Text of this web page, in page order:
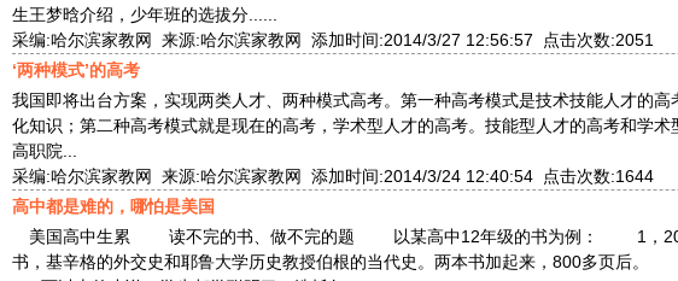
生王梦晗介绍，少年班的选拔分......
采编:哈尔滨家教网 来源:哈尔滨家教网 添加时间:2014/3/27 12:56:57 点击次数:2051
‘两种模式’的高考
我国即将出台方案，实现两类人才、两种模式高考。第一种高考模式是技术技能人才的高
化知识；第二种高考模式就是现在的高考，学术型人才的高考。技能型人才的高考和学
高职院...
采编:哈尔滨家教网 来源:哈尔滨家教网 添加时间:2014/3/24 12:40:54 点击次数:1644
高中都是难的，哪怕是美国
美国高中生累 读不完的书、做不完的题 以某高中12年级的书为例： 1，20
书，基辛格的外交史和耶鲁大学历史教授伯根的当代史。两本书加起来，800多页后